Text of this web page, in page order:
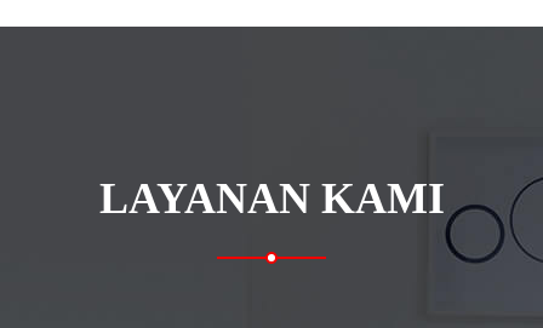
LAYANAN KAMI